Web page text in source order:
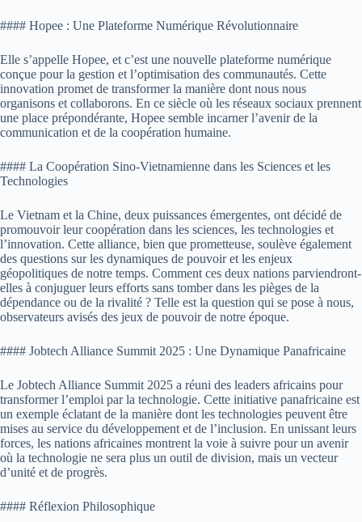
#### Hopee : Une Plateforme Numérique Révolutionnaire
Elle s’appelle Hopee, et c’est une nouvelle plateforme numérique
conçue pour la gestion et l’optimisation des communautés. Cette
innovation promet de transformer la manière dont nous nous
organisons et collaborons. En ce siècle où les réseaux sociaux prennent
une place prépondérante, Hopee semble incarner l’avenir de la
communication et de la coopération humaine.
#### La Coopération Sino-Vietnamienne dans les Sciences et les
Technologies
Le Vietnam et la Chine, deux puissances émergentes, ont décidé de
promouvoir leur coopération dans les sciences, les technologies et
l’innovation. Cette alliance, bien que prometteuse, soulève également
des questions sur les dynamiques de pouvoir et les enjeux
géopolitiques de notre temps. Comment ces deux nations parviendront-
elles à conjuguer leurs efforts sans tomber dans les pièges de la
dépendance ou de la rivalité ? Telle est la question qui se pose à nous,
observateurs avisés des jeux de pouvoir de notre époque.
#### Jobtech Alliance Summit 2025 : Une Dynamique Panafricaine
Le Jobtech Alliance Summit 2025 a réuni des leaders africains pour
transformer l’emploi par la technologie. Cette initiative panafricaine est
un exemple éclatant de la manière dont les technologies peuvent être
mises au service du développement et de l’inclusion. En unissant leurs
forces, les nations africaines montrent la voie à suivre pour un avenir
où la technologie ne sera plus un outil de division, mais un vecteur
d’unité et de progrès.
#### Réflexion Philosophique